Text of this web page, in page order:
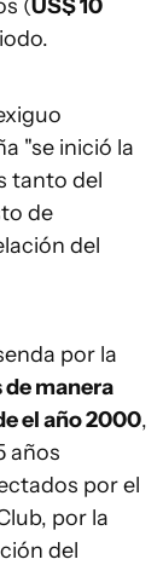
(US$ 10
"se inició la
tanto del
de
del
por la
manera
el año 2000,
años
por el
por la
del